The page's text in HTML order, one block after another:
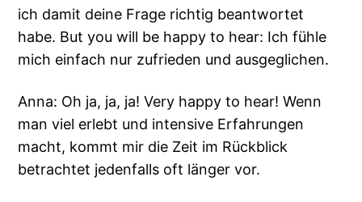
ich damit deine Frage richtig beantwortet
habe. But you will be happy to hear: Ich fühle
mich einfach nur zufrieden und ausgeglichen.
Anna: Oh ja, ja, ja! Very happy to hear! Wenn
man viel erlebt und intensive Erfahrungen
macht, kommt mir die Zeit im Rückblick
betrachtet jedenfalls oft länger vor.